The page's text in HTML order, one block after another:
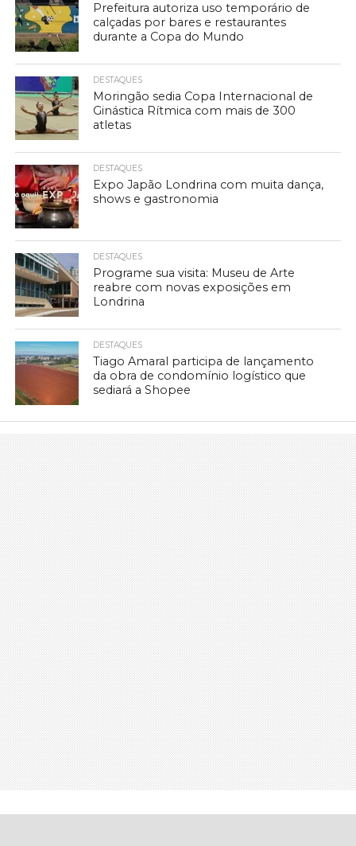
Prefeitura autoriza uso temporário de
calçadas por bares e restaurantes
durante a Copa do Mundo
DESTAQUES
Moringão sedia Copa Internacional de
Ginástica Rítmica com mais de 300
atletas
DESTAQUES
Expo Japão Londrina com muita dança,
shows e gastronomia
DESTAQUES
Programe sua visita: Museu de Arte
reabre com novas exposições em
Londrina
DESTAQUES
Tiago Amaral participa de lançamento
da obra de condomínio logístico que
sediará a Shopee